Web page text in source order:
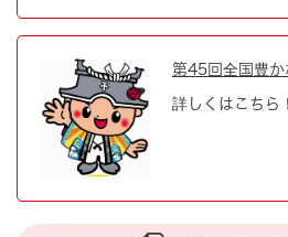
第45回全国豊か
詳しくはこちら！